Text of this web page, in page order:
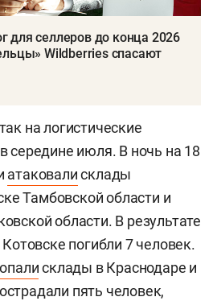
для селлеров до конца 2026
Wildberries спасают
на логистические
середине июля. В ночь на 18
атаковалисклады
Тамбовской области и
области. В результате
погибли 7 человек.
склады в Краснодаре и
пять человек,